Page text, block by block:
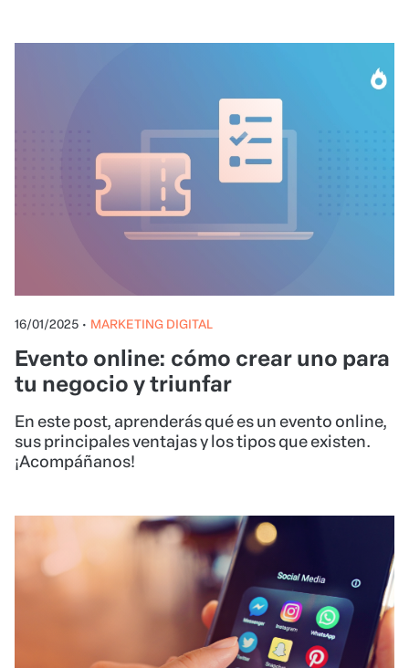
16/01/2025 • MARKETING DIGITAL
Evento online: cómo crear uno para
tu negocio y triunfar
En este post, aprenderás qué es un evento online,
sus principales ventajas y los tipos que existen.
¡Acompáñanos!